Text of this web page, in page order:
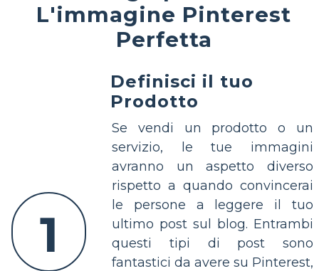
L'immagine Pinterest
Perfetta
1
Definisci il tuo
Prodotto
Se vendi un prodotto o un
servizio, le tue immagini
avranno un aspetto diverso
rispetto a quando convincerai
le persone a leggere il tuo
ultimo post sul blog. Entrambi
questi tipi di post sono
fantastici da avere su Pinterest,